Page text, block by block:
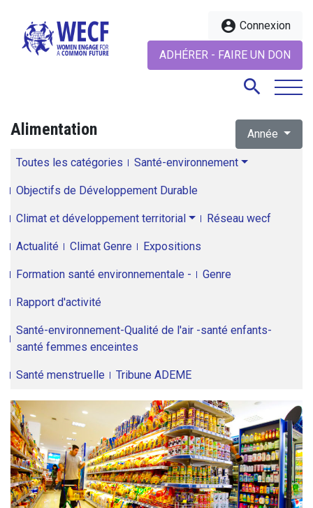
account_circle Connexion
ADHÉRER - FAIRE UN DON
search
Alimentation Année
Toutes les catégories Santé-environnement
Objectifs de Développement Durable
Climat et développement territorial Réseau wecf
Actualité Climat Genre Expositions
Formation santé environnementale - Genre
Rapport d'activité
Santé-environnement-Qualité de l'air -santé enfants-
santé femmes enceintes
Santé menstruelle Tribune ADEME